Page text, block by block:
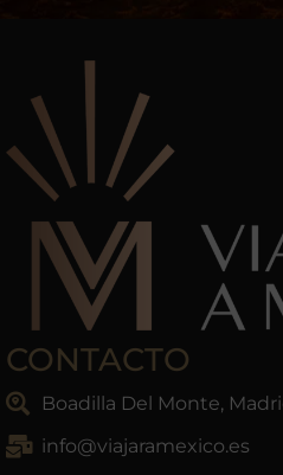
CONTACTO
Boadilla Del Monte,
info@viajaramexico.es